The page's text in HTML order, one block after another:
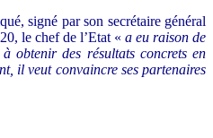
signé par son secrétaire général
le chef de l’Etat « a eu raison de
obtenir des résultats concrets en
il veut convaincre ses partenaires